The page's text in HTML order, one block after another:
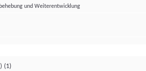
und Weiterentwicklung
(1)